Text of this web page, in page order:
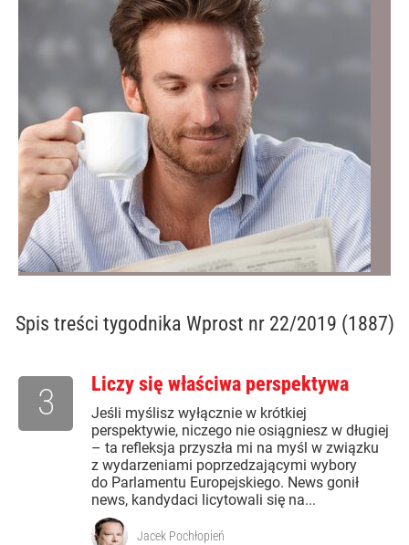
Spis treści tygodnika Wprost nr 22/2019 (1887)
Liczy się właściwa perspektywa
Jeśli myślisz wyłącznie w krótkiej
perspektywie, niczego nie osiągniesz w długiej
– ta refleksja przyszła mi na myśl w związku
z wydarzeniami poprzedzającymi wybory
do Parlamentu Europejskiego. News gonił
news, kandydaci licytowali się na...
3
Jacek Pochłopień